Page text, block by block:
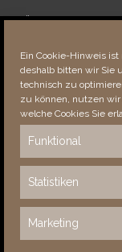
Ein Cookie-Hinweis
deshalb bitten wir Sie
technisch zu
zu können, nutzen wir
welche Cookies Sie
Funktional
Statistiken
Marketing
Über dieses Portal
Fehler bemerkt?
Besucher seit 08/​
This Week